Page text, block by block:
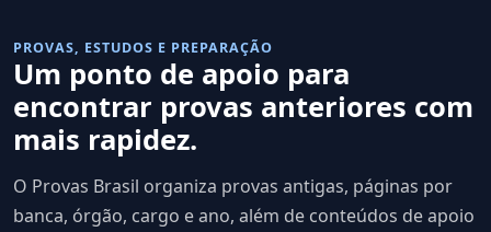
PROVAS, ESTUDOS E PREPARAÇÃO
Um ponto de apoio para
encontrar provas anteriores com
mais rapidez.
O Provas Brasil organiza provas antigas, páginas por
banca, órgão, cargo e ano, além de conteúdos de apoio